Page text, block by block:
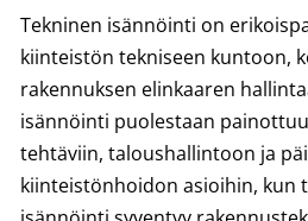
Tekninen isännöinti on
kiinteistön tekniseen kuntoon,
rakennuksen elinkaaren
isännöinti puolestaan
tehtäviin, taloushallintoon ja
kiinteistönhoidon asioihin, kun